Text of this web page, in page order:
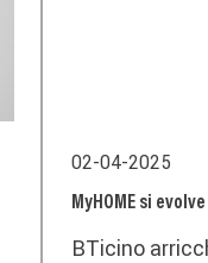
02-04-2025
MyHOME si
BTicino